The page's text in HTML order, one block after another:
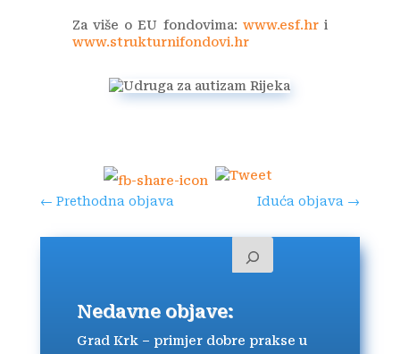
Za više o EU fondovima:www.esf.hr i
www.strukturnifondovi.hr
← Prethodna objava Iduća objava →
Nedavne objave:
Grad Krk – primjer dobre prakse u